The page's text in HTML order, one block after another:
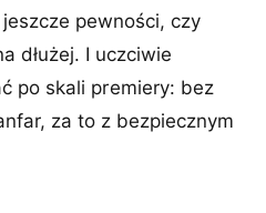
pewności, czy
dłużej. I uczciwie
po skali premiery: bez
za to z bezpiecznym